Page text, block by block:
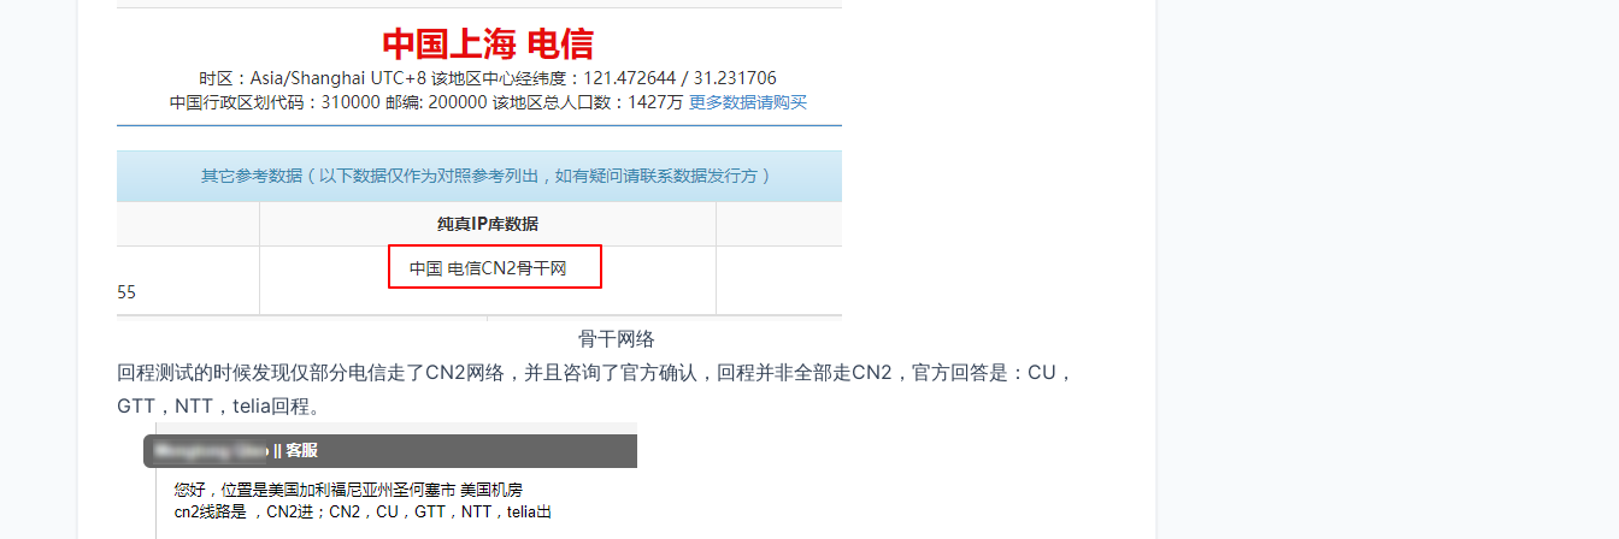
骨干网络
回程测试的时候发现仅部分电信走了CN2网络，并且咨询了官方确认，回程并非全部走CN2，官方回答是：CU，
GTT，NTT，telia回程。